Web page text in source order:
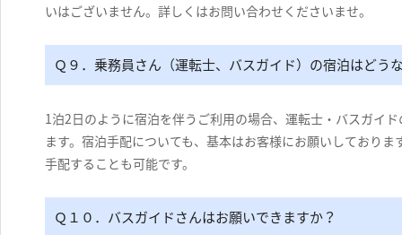
いはございません。詳しくはお問い合わせくださいませ。
Ｑ９．乗務員さん（運転士、バスガイド）の宿泊はどう
1泊2日のように宿泊を伴うご利用の場合、運転士・バスガイ
ます。宿泊手配についても、基本はお客様にお願いしており
手配することも可能です。
Ｑ１０．バスガイドさんはお願いできますか？